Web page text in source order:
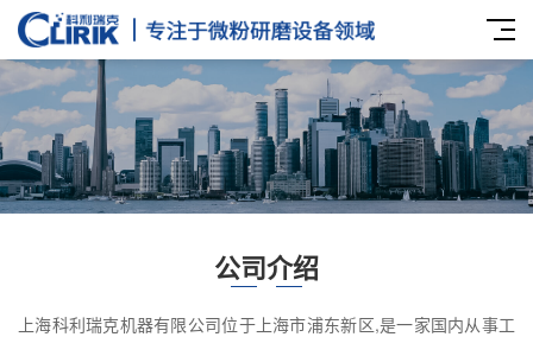
公司介绍
上海科利瑞克机器有限公司位于上海市浦东新区,是一家国内从事工